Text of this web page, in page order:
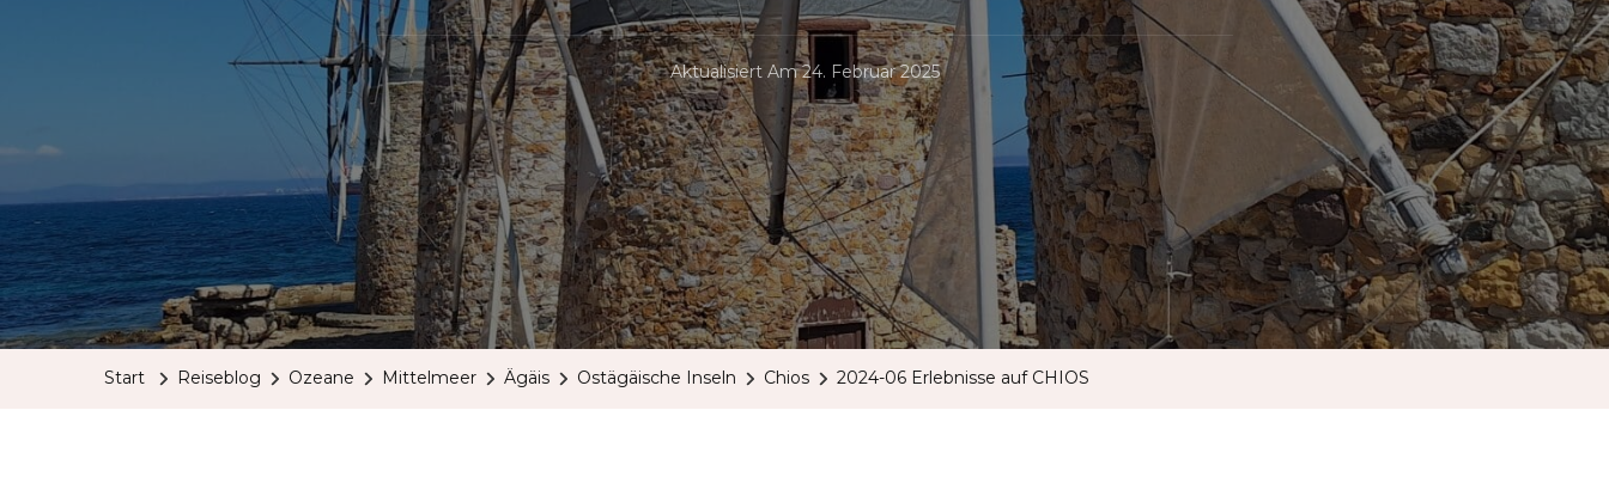
French
German
Greek
Italian
Maltese
Aktualisiert Am24. Februar 2025
Start Reiseblog Ozeane Mittelmeer Ägäis Ostägäische Inseln Chios 2024-06 Erlebnisse auf CHIOS